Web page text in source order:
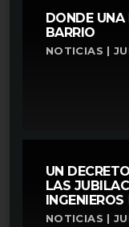
DONDE UNA
BARRIO
NOTICIAS |
UN
LAS
NOTICIAS |